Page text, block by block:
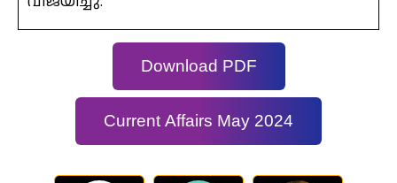
Download PDF
Current Affairs May 2024